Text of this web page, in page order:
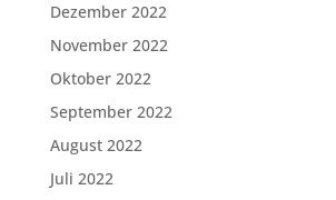
Dezember 2022
November 2022
Oktober 2022
September 2022
August 2022
Juli 2022